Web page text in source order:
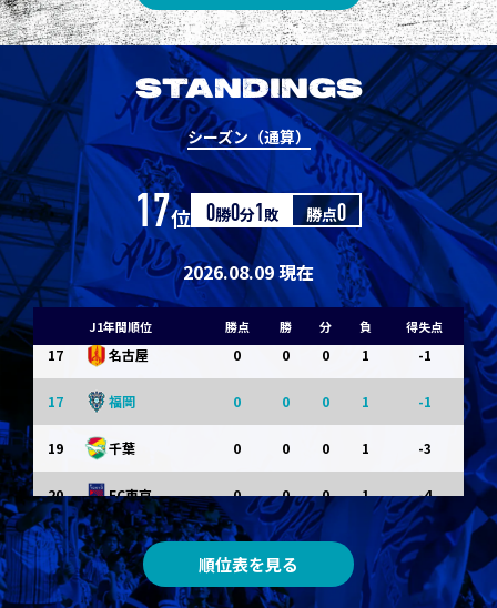
STANDINGS
シーズン（通算）
17位 0勝0分1敗 勝点0
2026.08.09 現在
J1年間順位 勝点 勝 分 負 得失点
10 東京Ｖ 1 0 1 0 0
10 川崎Ｆ 1 0 1 0
12 浦和 0 0 0 1 -1
横浜FM 0 0 1 -1
14 水戸 0 0 1 -1
14 京都 0 0 1 -1
14 岡山 0 0 0 1 -1
17 名古屋 0 0 0 1 -1
17 福岡 0 0 0 1 -1
19 千葉 0 0 0 1 -3
20 FC東京 0 0 0 1 -4
順位表を見る